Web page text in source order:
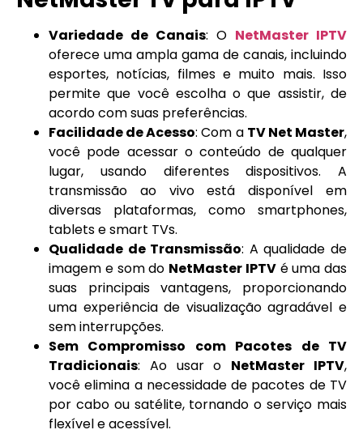
Variedade de Canais: O NetMaster IPTV
oferece uma ampla gama de canais, incluindo
esportes, notícias, filmes e muito mais. Isso
permite que você escolha o que assistir, de
acordo com suas preferências.
Facilidade de Acesso: Com a TV Net Master,
você pode acessar o conteúdo de qualquer
lugar, usando diferentes dispositivos. A
transmissão ao vivo está disponível em
diversas plataformas, como smartphones,
tablets e smart TVs.
Qualidade de Transmissão: A qualidade de
imagem e som do NetMaster IPTVé uma das
suas principais vantagens, proporcionando
uma experiência de visualização agradável e
sem interrupções.
Sem Compromisso com Pacotes de TV
Tradicionais: Ao usar o NetMaster IPTV,
você elimina a necessidade de pacotes de TV
por cabo ou satélite, tornando o serviço mais
flexível e acessível.